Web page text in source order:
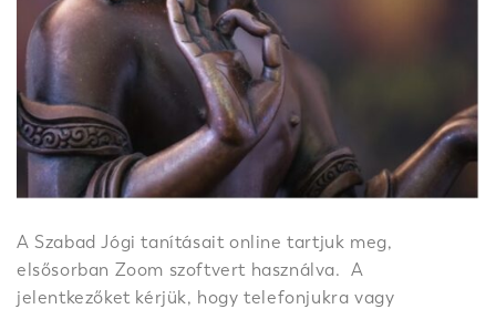
A Szabad Jógi tanításait online tartjuk meg,
elsősorban Zoom szoftvert használva. A
jelentkezőket kérjük, hogy telefonjukra vagy